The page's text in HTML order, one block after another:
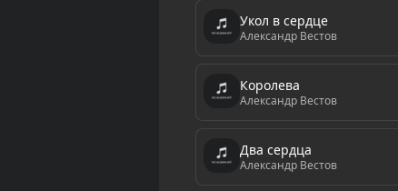
Укол в сердце
Александр Вестов
Королева
Александр Вестов
Два сердца
Александр Вестов